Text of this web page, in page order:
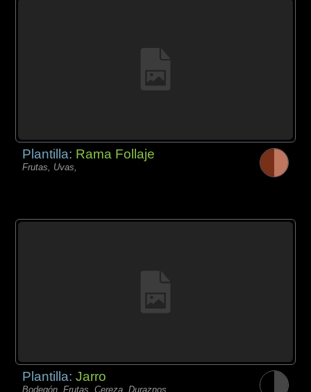
Plantilla: Rama Follaje
Frutas, Uvas,
Plantilla:Jarro
Bodegón, Frutas, Cereza, Duraznos,